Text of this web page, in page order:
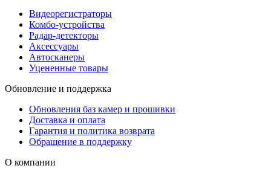
Видеорегистраторы
Комбо-устройства
Радар-детекторы
Аксессуары
Автосканеры
Уцененные товары
Обновление и поддержка
Обновления баз камер и прошивки
Доставка и оплата
Гарантия и политика возврата
Обращение в поддержку
О компании